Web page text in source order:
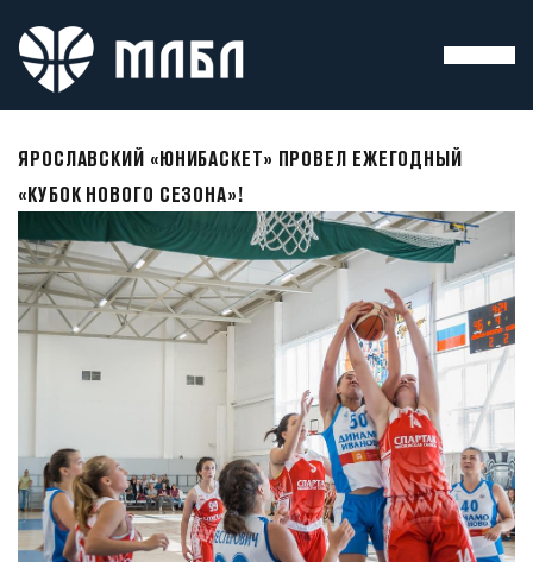
ЯРОСЛАВСКИЙ «ЮНИБАСКЕТ» ПРОВЕЛ ЕЖЕГОДНЫЙ
«КУБОК НОВОГО СЕЗОНА»!